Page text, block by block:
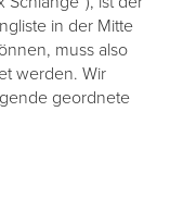
in der Mitte
muss also
werden. Wir
geordnete